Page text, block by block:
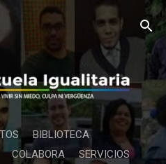
Ir al
BIBLIOTECA
COLABORA
SERVICIOS